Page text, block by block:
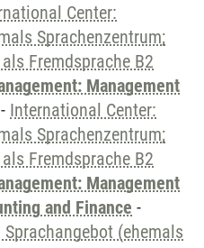
Center:
Sprachenzentrum;
Fremdsprache B2
Management
- International Center:
Sprachenzentrum;
Fremdsprache B2
Management
and Finance -
(ehemals